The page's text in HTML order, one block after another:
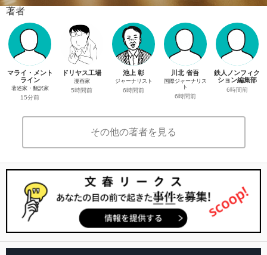
著者
マライ・メント
ライン
著述家・翻訳家
15分前
ドリヤス工場
漫画家
5時間前
池上 彰
ジャーナリスト
6時間前
川北 省吾
国際ジャーナリス
ト
6時間前
鉄人ノンフィク
ション編集部
6時間前
その他の著者を見る